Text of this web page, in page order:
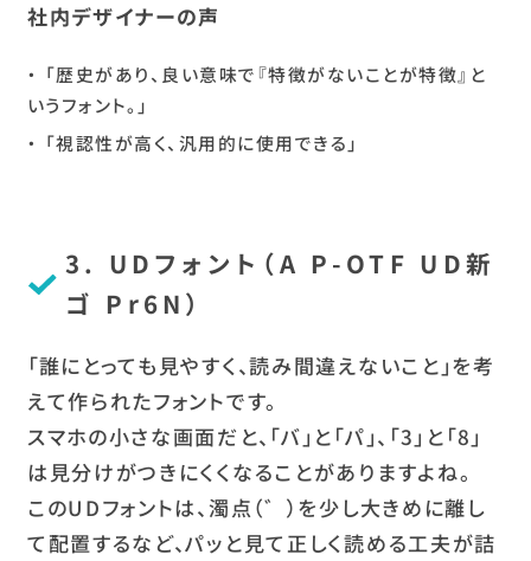
社内デザイナーの声
「歴史があり、良い意味で『特徴がないことが特徴』と
いうフォント。」
「視認性が高く、汎用的に使用できる」
3. UDフォント（A P-OTF UD新
ゴ Pr6N）
「誰にとっても見やすく、読み間違えないこと」を考
えて作られたフォントです。
スマホの小さな画面だと、「バ」と「パ」、「3」と「8」
は見分けがつきにくくなることがありますよね。
このUDフォントは、濁点（゛）を少し大きめに離し
て配置するなど、パッと見て正しく読める工夫が詰